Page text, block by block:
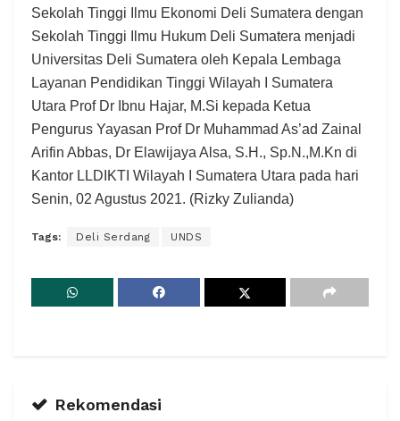
Sekolah Tinggi Ilmu Ekonomi Deli Sumatera dengan
Sekolah Tinggi Ilmu Hukum Deli Sumatera menjadi
Universitas Deli Sumatera oleh Kepala Lembaga
Layanan Pendidikan Tinggi Wilayah I Sumatera
Utara Prof Dr Ibnu Hajar, M.Si kepada Ketua
Pengurus Yayasan Prof Dr Muhammad As’ad Zainal
Arifin Abbas, Dr Elawijaya Alsa, S.H., Sp.N.,M.Kn di
Kantor LLDIKTI Wilayah I Sumatera Utara pada hari
Senin, 02 Agustus 2021. (Rizky Zulianda)
Tags: Deli Serdang UNDS
Rekomendasi